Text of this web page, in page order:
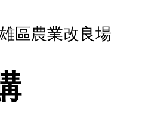
區農業改良場